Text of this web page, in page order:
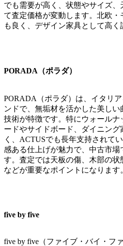
でも需要が高く、状態やサイズ
て査定価格が変動します。北欧
も良く、デザイン家具として高く
PORADA（ポラダ）
PORADA（ポラダ）は、イタリ
ンドで、無垢材を活かした美しい
技術が特徴です。特にウォール
ードやサイドボード、ダイニン
く、ACTUSでも長年支持されて
感ある仕上げが魅力で、中古市場
す。査定では天板の傷、木部の
などが重要なポイントになります
five by five
five by five（ファイブ・バイ・フ